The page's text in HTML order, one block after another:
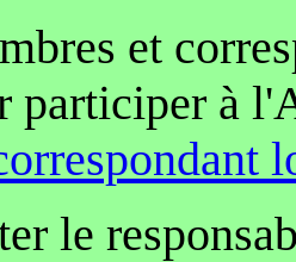
et
participer à
le